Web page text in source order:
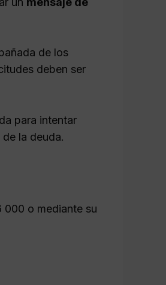
de los
deben ser
para intentar
la deuda.
000 o mediante su